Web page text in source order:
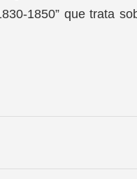
1850” que trata